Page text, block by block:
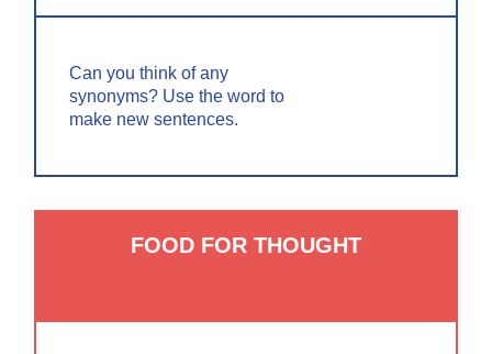
Can you think of any
synonyms? Use the word to
make new sentences.
FOOD FOR THOUGHT